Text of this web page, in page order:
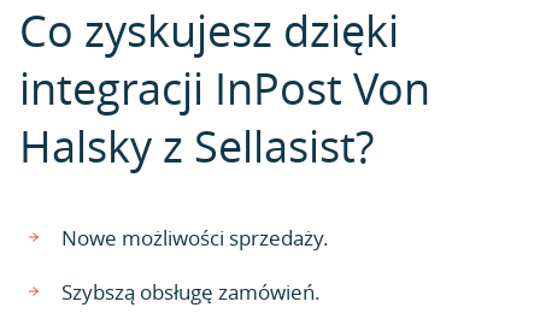
Co zyskujesz dzięki
integracji InPost Von
Halsky z Sellasist?
Nowe możliwości sprzedaży.
Szybszą obsługę zamówień.